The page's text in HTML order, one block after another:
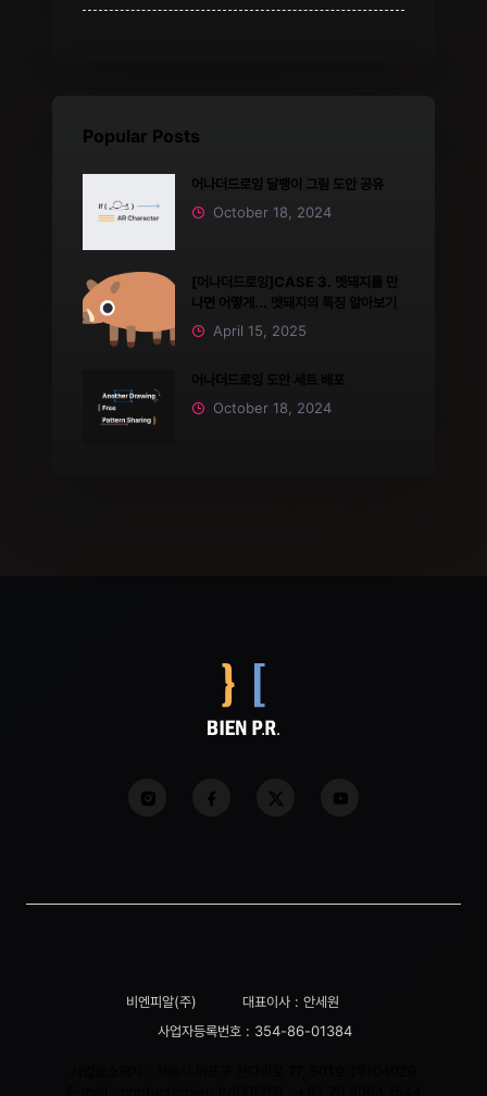
Popular Posts
어나더드로잉 달팽이 그림 도안 공유
October 18, 2024
[어나더드로잉]CASE 3. 멧돼지를 만
나면 어떻게... 멧돼지의 특징 알아보기
April 15, 2025
October 18, 2024
비엔피알(주)
대표이사 : 안세원
사업자등록번호 : 354-86-01384